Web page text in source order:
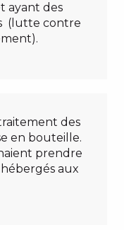
ayant des
(lutte contre
des
en bouteille.
prendre
aux